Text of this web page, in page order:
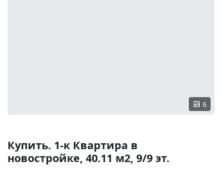
6
Купить. 1-к Квартира в
новостройке, 40.11 м2, 9/9 эт.